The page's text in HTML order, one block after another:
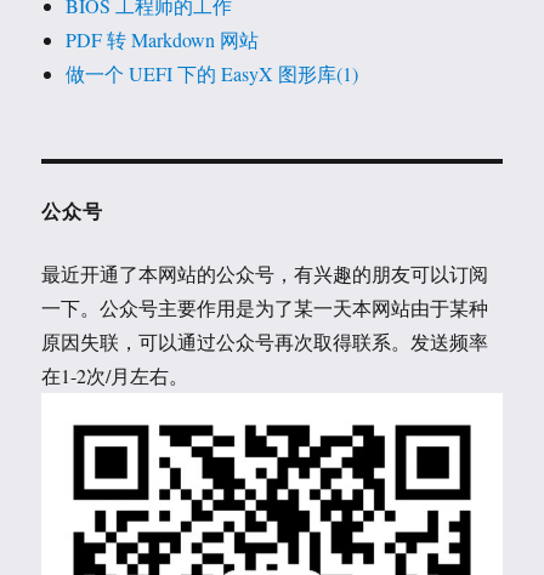
PDF 转 Markdown 网站
做一个 UEFI 下的 EasyX 图形库(1)
公众号
最近开通了本网站的公众号，有兴趣的朋友可以订阅
一下。公众号主要作用是为了某一天本网站由于某种
原因失联，可以通过公众号再次取得联系。发送频率
在1-2次/月左右。